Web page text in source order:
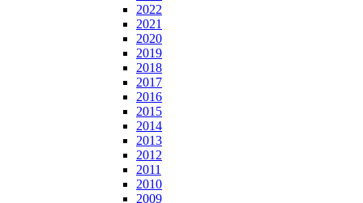
2022
2021
2020
2019
2018
2017
2016
2015
2014
2013
2012
2011
2010
2009